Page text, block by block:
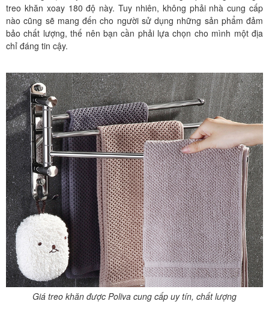
treo khăn xoay 180 độ này. Tuy nhiên, không phải nhà cung cấp
nào cũng sẽ mang đến cho người sử dụng những sản phẩm đảm
bảo chất lượng, thế nên bạn cần phải lựa chọn cho mình một địa
chỉ đáng tin cậy.
Giá treo khăn được Poliva cung cấp uy tín, chất lượng